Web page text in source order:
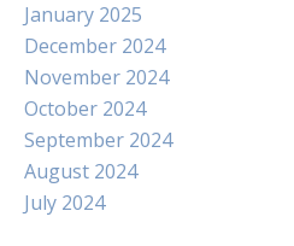
January 2025
December 2024
November 2024
October 2024
September 2024
August 2024
July 2024